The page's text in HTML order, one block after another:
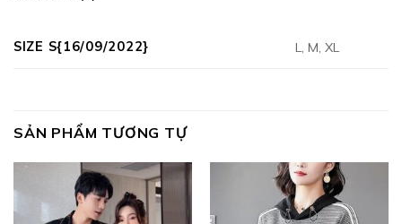
SIZE S{16/09/2022} L, M, XL
SẢN PHẨM TƯƠNG TỰ